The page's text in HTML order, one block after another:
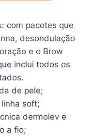
com pacotes que
desondulação
e o Brow
inclui todos os
de pele;
soft;
dermolev e
a fio;